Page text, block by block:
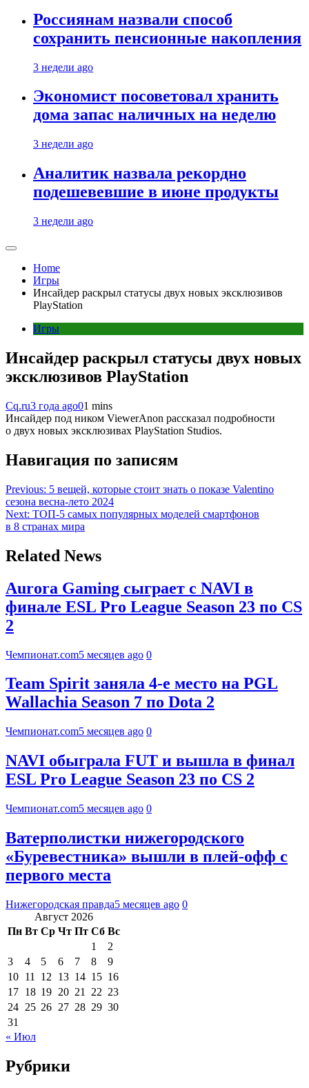
Россиянам назвали способ
сохранить пенсионные накопления
3 недели ago
Экономист посоветовал хранить
дома запас наличных на неделю
3 недели ago
Аналитик назвала рекордно
подешевевшие в июне продукты
3 недели ago
Home
Игры
Инсайдер раскрыл статусы двух новых эксклюзивов
PlayStation
Игры
Инсайдер раскрыл статусы двух новых
эксклюзивов PlayStation
Cq.ru3 года ago01 mins
Инсайдер под ником ViewerAnon рассказал подробности
о двух новых эксклюзивах PlayStation Studios.
Навигация по записям
Previous: 5 вещей, которые стоит знать о показе Valentino
сезона весна-лето 2024
Next: ТОП-5 самых популярных моделей смартфонов
в 8 странах мира
Related News
Aurora Gaming сыграет с NAVI в
финале ESL Pro League Season 23 по CS
2
Чемпионат.com5 месяцев ago 0
Team Spirit заняла 4-е место на PGL
Wallachia Season 7 по Dota 2
Чемпионат.com5 месяцев ago 0
NAVI обыграла FUT и вышла в финал
ESL Pro League Season 23 по CS 2
Чемпионат.com5 месяцев ago 0
Ватерполистки нижегородского
«Буревестника» вышли в плей-офф с
первого места
Нижегородская правда5 месяцев ago 0
Август 2026
Пн Вт Ср Чт Пт Сб Вс
1
2
3
4 5 6 7 8
9
10 11 12 13 14 15 16
17 18 19 20 21 22 23
24 25 26 27 28 29 30
31
« Июл
Рубрики